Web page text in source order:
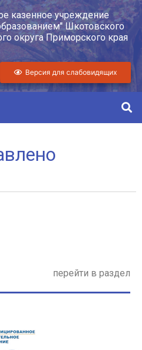
казенное учреждение
Шкотовского
округа Приморского края
Версия для слабовидящих
перейти в раздел